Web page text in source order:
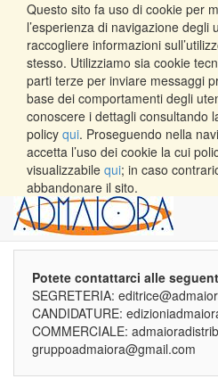
Questo sito fa uso di cookie per
l’esperienza di navigazione degli
raccogliere informazioni
stesso. Utilizziamo sia cookie
parti terze per inviare messaggi
base dei comportamenti degli
conoscere i dettagli consultando
policy qui. Proseguendo nella
accetta l’uso dei cookie la cui
visualizzabile qui; in caso
abbandonare il sito.
Potete contattarci alle
SEGRETERIA:
CANDIDATURE:
COMMERCIALE:
gruppoadmaiora@gmail.com